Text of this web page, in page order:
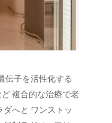
伝子を活性化する
複合的な治療で老
へと ワンストッ